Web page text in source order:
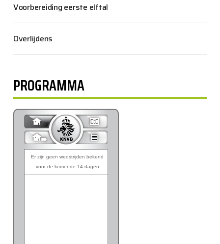
Voorbereiding eerste elftal
Overlijdens
PROGRAMMA